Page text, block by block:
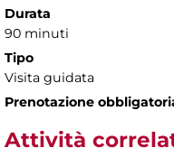
Durata
90 minuti
Tipo
Visita guidata
Prenotazione
Attività